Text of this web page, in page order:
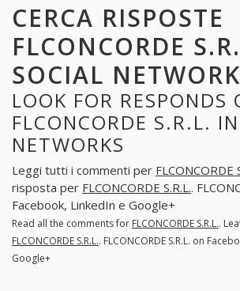
CERCA RISPOSTE
FLCONCORDE
SOCIAL NETWORK
LOOK FOR RESPONDS
FLCONCORDE S.R.L.
NETWORKS
Leggi tutti i commenti per FLCONCORDE
risposta per FLCONCORDE S.R.L..
Facebook, LinkedIn e Google+
Read all the comments for FLCONCORDE S.R.L..
FLCONCORDE S.R.L.. FLCONCORDE S.R.L. on
Google+